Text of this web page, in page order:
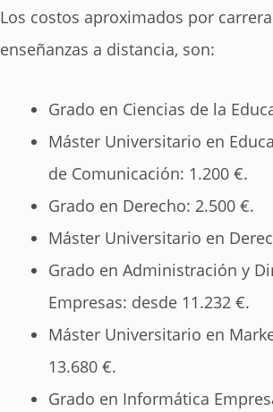
Los costos aproximados por
enseñanzas a distancia, son:
Grado en Ciencias de la
Máster Universitario en
de Comunicación: 1.200 €.
Grado en Derecho: 2.500 €.
Máster Universitario en
Grado en Administración y
Empresas: desde 11.232 €.
Máster Universitario en
13.680 €.
Grado en Informática